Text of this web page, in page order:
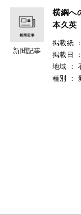
新聞記事
横綱へ
本久
掲載紙 ：
掲載日
：
地域
：
種別
：